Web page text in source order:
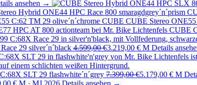
ansehen →
CUBE CUBE Stereo
CUBE
29 silver´n´black 4.599,00 €3.219,00 € M Details
SLT 29 flashwhite´n´grey 7.399,00 €5.179,00 € M
€ M · MJ 2026 Details ansehen →